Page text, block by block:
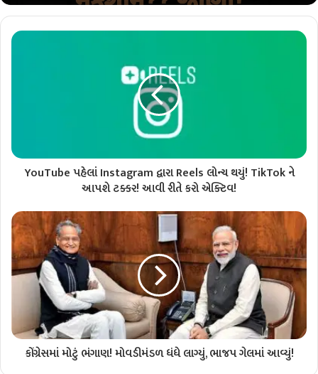
YouTube પહેલાં Instagram દ્વારા Reels લોન્ચ થયું! TikTok ને
આપશે ટક્કર! આવી રીતે કરો એક્ટિવ!
કોંગ્રેસમાં મોટું ભંગાણ! મોવડીમંડળ ધંધે લાગ્યું, ભાજપ ગેલમાં આવ્યું!